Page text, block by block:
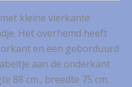
kleine vierkante
Het overhemd heeft
en een geborduurd
aan de onderkant
88 cm., breedte 75 cm.